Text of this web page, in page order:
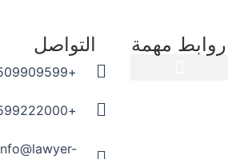
روابط مهمة التواصل
info@lawyer-